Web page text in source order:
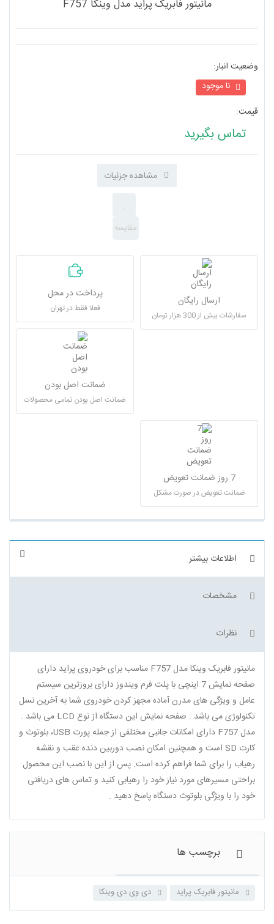
مانیتور فابریک پراید مدل وینکا F757
وضعیت انبار:
نا موجود
قیمت:
تماس بگیرید
مشاهده جزئیات
ارسال رایگان
سفارشات بیش از 300 هزار تومان
پرداخت در محل
فعلا فقط در تهران
ضمانت اصل بودن
ضمانت اصل بودن تمامی محصولات
7 روز ضمانت تعویض
ضمانت تعویض در صورت مشکل
اطلاعات بیشتر
مشخصات
نظرات
مانیتور فابریک وینکا مدل F757 مناسب برای خودروی پراید دارای
صفحه نمایش 7 اینچی با پلت فرم ویندوز دارای بروزترین سیستم
عامل و ویژگی های مدرن آماده مجهز کردن خودروی شما به آخرین نسل
تکنولوژی می باشد . صفحه نمایش این دستگاه از نوع LCD می باشد .
مدل F757 دارای امکانات جانبی مختلفی از جمله پورت USB، بلوتوث و
کارت SD است و همچنین امکان نصب دوربین دنده عقب و نقشه
رهیاب را برای شما فراهم کرده است. پس از این با نصب این محصول
براحتی مسیرهای مورد نیاز خود را رهیابی کنید و تماس های دریافتی
خود را با ویژگی بلوتوث دستگاه پاسخ دهید .
مانیتور فابریک پراید دی وی دی وینکا